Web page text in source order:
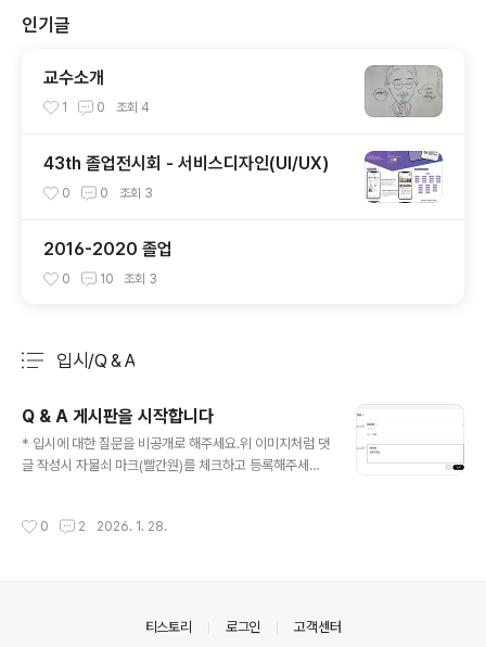
인기글
교수소개
1 0 조회 4
43th 졸업전시회 - 서비스디자인(UI/UX)
0 0 조회 3
2016-2020 졸업
0 10 조회 3
입시/Q & A
Q & A 게시판을 시작합니다
* 입시에 대한 질문을 비공개로 해주세요.위 이미지처럼 댓
글 작성시 자물쇠 마크(빨간원)를 체크하고 등록해주세요
지 못하는 에러가 있습니다)
0 2 2026. 1. 28.
티스토리 로그인 고객센터